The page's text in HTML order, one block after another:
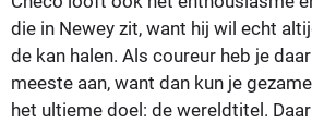
die in Newey zit, want hij wil echt
de kan halen. Als coureur heb je
meeste aan, want dan kun je
het ultieme doel: de wereldtitel.